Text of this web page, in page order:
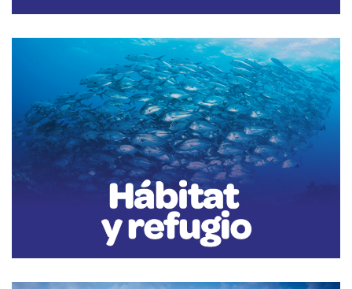
Hábitat y refugio
Las áreas rocosas o con fondos arenosos son propicias para la formación
de hábitats y refugios para muchas especies marinas.
Las olas crean una variedad de microambientes, como piscinas de marea,
grietas y cuevas, que sirven como áreas de alimentación y protección
para peces, crustáceos y otros organismos.